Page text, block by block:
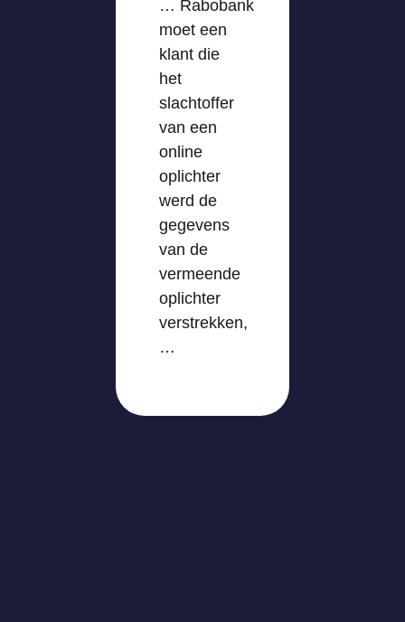
… Rabobank
moet een
klant die
het
slachtoffer
van een
online
oplichter
werd de
gegevens
van de
vermeende
oplichter
verstrekken,
…